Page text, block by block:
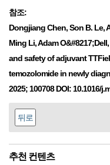
참조:
Dongjiang Chen, Son B. Le,
Ming Li, Adam
and safety of adjuvant
temozolomide in newly
2025; 100708 DOI: 10.1016/
뒤로
추천 컨텐츠